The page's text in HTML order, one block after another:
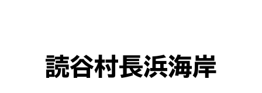
読谷村長浜海岸